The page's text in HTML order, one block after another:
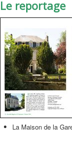
Le reportage
La Maison de la